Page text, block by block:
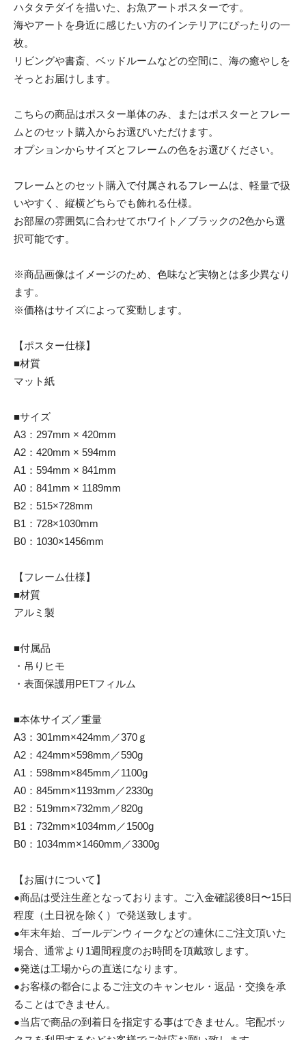
ハタタテダイを描いた、お魚アートポスターです。
海やアートを身近に感じたい方のインテリアにぴったりの一
枚。
リビングや書斎、ベッドルームなどの空間に、海の癒やしを
そっとお届けします。
こちらの商品はポスター単体のみ、またはポスターとフレー
ムとのセット購入からお選びいただけます。
オプションからサイズとフレームの色をお選びください。
フレームとのセット購入で付属されるフレームは、軽量で扱
いやすく、縦横どちらでも飾れる仕様。
お部屋の雰囲気に合わせてホワイト／ブラックの2色から選
択可能です。
※商品画像はイメージのため、色味など実物とは多少異なり
ます。
※価格はサイズによって変動します。
【ポスター仕様】
■材質
マット紙
■サイズ
A3：297mm × 420mm
A2：420mm × 594mm
A1：594mm × 841mm
A0：841mm × 1189mm
B2：515×728mm
B1：728×1030mm
B0：1030×1456mm
【フレーム仕様】
■材質
アルミ製
■付属品
・吊りヒモ
・表面保護用PETフィルム
■本体サイズ／重量
A3：301mm×424mm／370ｇ
A2：424mm×598mm／590g
A1：598mm×845mm／1100g
A0：845mm×1193mm／2330g
B2：519mm×732mm／820g
B1：732mm×1034mm／1500g
B0：1034mm×1460mm／3300g
【お届けについて】
●商品は受注生産となっております。ご入金確認後8日〜15日
程度（土日祝を除く）で発送致します。
●年末年始、ゴールデンウィークなどの連休にご注文頂いた
場合、通常より1週間程度のお時間を頂戴致します。
●発送は工場からの直送になります。
●お客様の都合によるご注文のキャンセル・返品・交換を承
ることはできません。
●当店で商品の到着日を指定する事はできません。宅配ボッ